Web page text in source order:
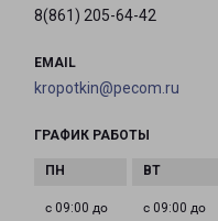
8(861) 205-64-42
EMAIL
kropotkin@pecom.ru
ГРАФИК РАБОТЫ
с 09:00 до с 09:00 до